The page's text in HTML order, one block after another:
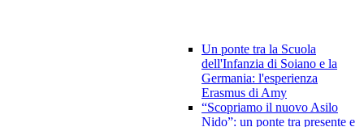
Un ponte tra la Scuola
dell'Infanzia di Soiano e la
Germania: l'esperienza
Erasmus di Amy
“Scopriamo il nuovo Asilo
Nido”: un ponte tra presente e